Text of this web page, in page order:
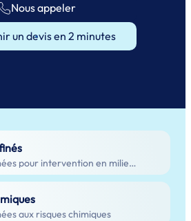
Nous appeler
un devis en 2 minutes
Equipes formées pour intervention en milieu confiné
aux risques chimiques